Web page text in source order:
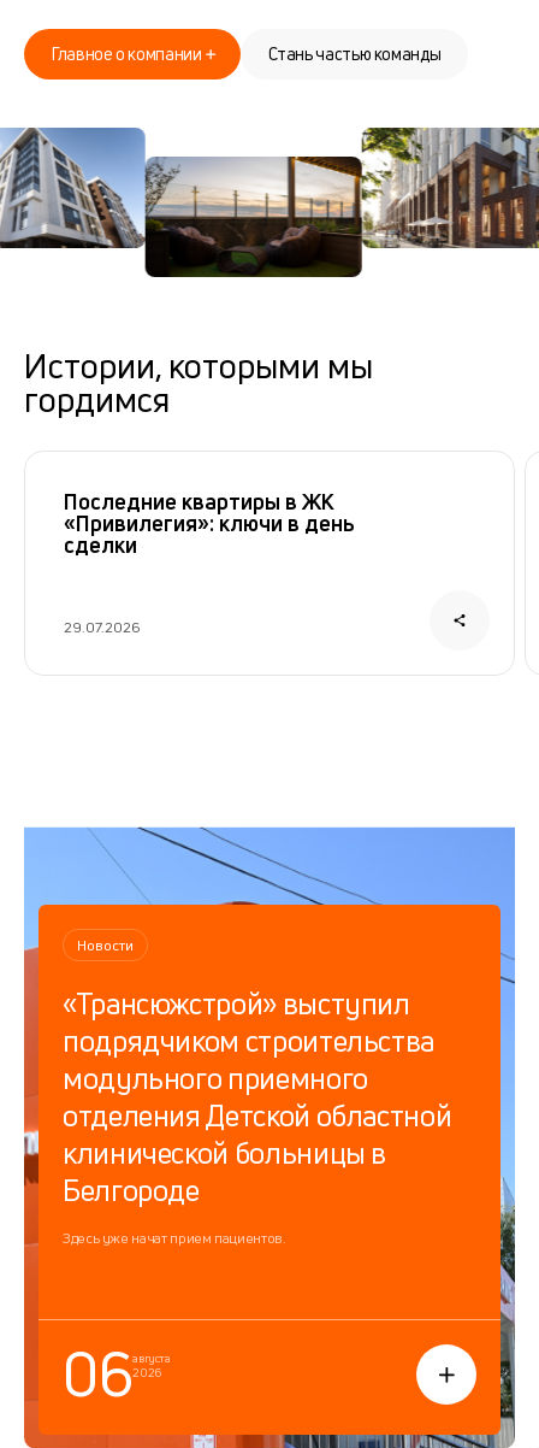
Главное о компании Стань частью команды
Истории, которыми мы
гордимся
Последние квартиры в ЖК
«Привилегия»: ключи в день
сделки
29.07.2026
Новости
«Трансюжстрой» выступил
подрядчиком строительства
модульного приемного
отделения Детской областной
клинической больницы в
Белгороде
Здесь уже начат прием пациентов.
06августа
2026